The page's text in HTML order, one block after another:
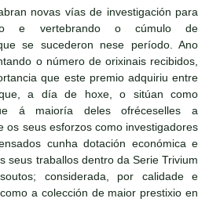
novas vías de investigación para
e vertebrando o cúmulo de
se sucederon nese período. Ano
o número de orixinais recibidos,
que este premio adquiriu entre
a día de hoxe, o sitúan como
á maioría deles ofréceselles a
os seus esforzos como investigadores
cunha dotación económica e
seus traballos dentro da Serie Trivium
considerada, por calidade e
a colección de maior prestixio en